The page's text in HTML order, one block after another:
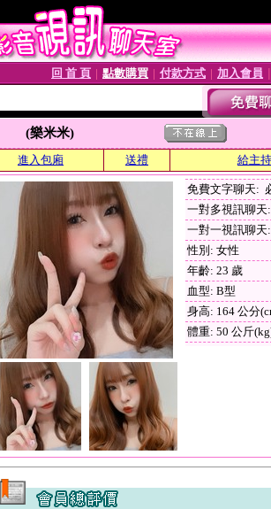
回 首 頁 點數購買 付款方式 加入會員
(樂米米)
進入包廂 送禮 給主
免費文字聊天:
一對多視訊聊天
一對一視訊聊天
性別: 女性
年齡: 23 歲
血型: B型
身高: 164 公分
體重: 50 公斤